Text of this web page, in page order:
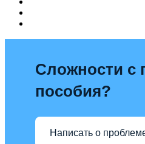
Сложности с
пособия?
Написать о